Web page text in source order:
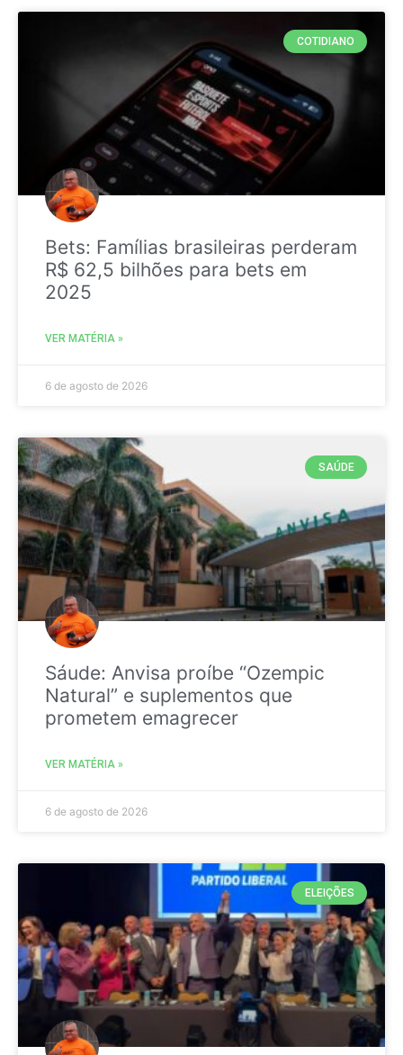
COTIDIANO
Bets: Famílias brasileiras perderam
R$ 62,5 bilhões para bets em
2025
VER MATÉRIA »
6 de agosto de 2026
SAÚDE
Sáude: Anvisa proíbe “Ozempic
Natural” e suplementos que
prometem emagrecer
VER MATÉRIA »
6 de agosto de 2026
ELEIÇÕES